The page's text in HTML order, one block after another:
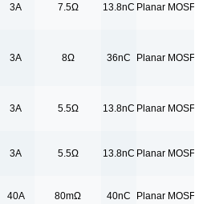
3A 7.5Ω 13.8nC Planar
3A 8Ω 36nC Planar
3A 5.5Ω 13.8nC Planar
3A 5.5Ω 13.8nC Planar
40A 80mΩ 40nC Planar